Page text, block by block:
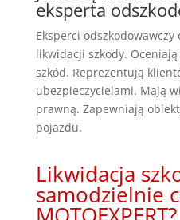
eksperta
Eksperci
likwidacji szkody.
szkód. Reprezentują
ubezpieczycielami. Mają
prawną. Zapewniają
pojazdu.
Likwidacja
samodzielnie